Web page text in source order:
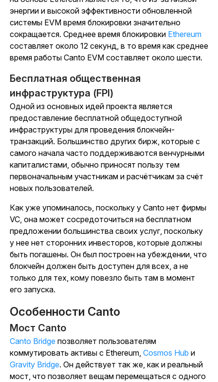
энергии и высокой эффективности обновленной
системы EVM время блокировки значительно
сокращается. Среднее время блокировки Ethereum
составляет около 12 секунд, в то время как среднее
время работы Canto EVM составляет около шести.
Бесплатная общественная
инфраструктура (FPI)
Одной из основных идей проекта является
предоставление бесплатной общедоступной
инфраструктуры для проведения блокчейн-
транзакций. Большинство других бирж, которые с
самого начала часто поддерживаются венчурными
капиталистами, обычно приносят пользу тем
первоначальным участникам и расчётчикам за счёт
новых пользователей.
Как уже упоминалось, поскольку у Canto нет фирмы
VC, она может сосредоточиться на бесплатном
предложении большинства своих услуг, поскольку
у нее нет сторонних инвесторов, которые должны
быть погашены. Он был построен на убеждении, что
блокчейн должен быть доступен для всех, а не
только для тех, кому повезло быть там в момент
его запуска.
Особенности Canto
Мост Canto
Canto Bridge позволяет пользователям
коммутировать активы с Ethereum, Cosmos Hub и
Gravity Bridge. Он действует так же, как и реальный
мост, что позволяет вещам перемещаться с одного